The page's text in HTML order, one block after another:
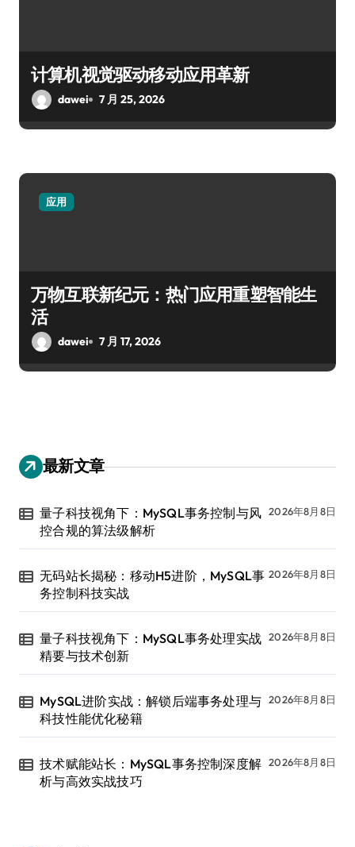
计算机视觉驱动移动应用革新
dawei 7 月 25, 2026
应用
万物互联新纪元：热门应用重塑智能生
活
dawei 7 月 17, 2026
最新文章
量子科技视角下：MySQL事务控制与风
控合规的算法级解析
2026年8月8日
无码站长揭秘：移动H5进阶，MySQL事
务控制科技实战
2026年8月8日
量子科技视角下：MySQL事务处理实战
精要与技术创新
2026年8月8日
MySQL进阶实战：解锁后端事务处理与
科技性能优化秘籍
2026年8月8日
技术赋能站长：MySQL事务控制深度解
析与高效实战技巧
2026年8月8日